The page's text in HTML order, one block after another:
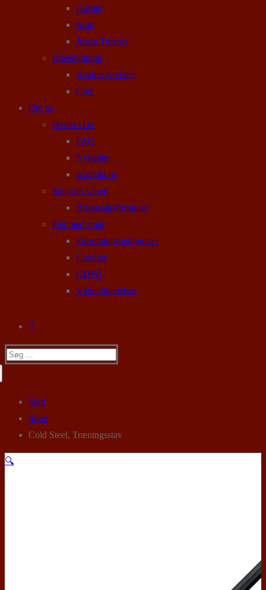
iTarget
Scatt
Justra Trezory
Bueskydning
Avalon Archery
Core
Om os
Hvem vi er
FAQ
Nyheder
Kontakt os
Sælg dit våben
Brugtsalgsformular
Det med småt
Forretningsbetingelser
Cookies
GDPR
Våbentilladelser
Søg
Start
Shop
Cold Steel, Træningsstav
🔍